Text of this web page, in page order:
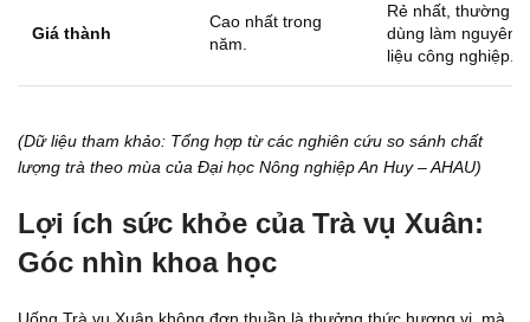
Giá thành
Cao nhất trong
năm.
Rẻ nhất, thường
dùng làm nguyên
liệu công nghiệp.
(Dữ liệu tham khảo: Tổng hợp từ các nghiên cứu so sánh chất
lượng trà theo mùa của Đại học Nông nghiệp An Huy – AHAU)
Lợi ích sức khỏe của Trà vụ Xuân:
Góc nhìn khoa học